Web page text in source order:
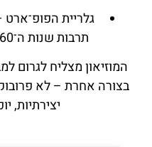
גלריית
תרבות שנות ה־60 עם קריצה להומור מודרני.
המוזיאון מצליח לגרום
בצורה אחרת – לא
יצירתיות,